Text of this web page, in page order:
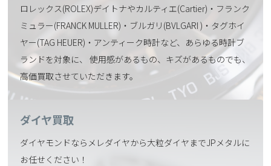
ロレックス(ROLEX)デイトナやカルティエ(Cartier)・フランク
ミュラー(FRANCK MULLER)・ブルガリ(BVLGARI )・タグホイ
ヤー(TAG HEUER)・アンティーク時計など、あらゆる時計ブ
ランドを対象に、 使用感があるもの、キズがあるものでも、
高価買取させていただきます。
ダイヤ買取
ダイヤモンドならメレダイヤから大粒ダイヤまでJPメタルに
お任せください！